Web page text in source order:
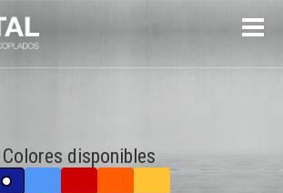
Colores disponibles